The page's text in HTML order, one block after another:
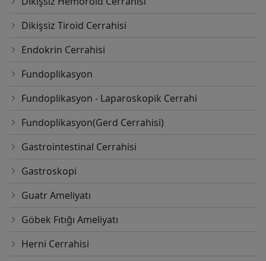
Dikişsiz Tiroid Cerrahisi
Endokrin Cerrahisi
Fundoplikasyon
Fundoplikasyon - Laparoskopik Cerrahi
Fundoplikasyon(Gerd Cerrahisi)
Gastrointestinal Cerrahisi
Gastroskopi
Guatr Ameliyatı
Göbek Fıtığı Ameliyatı
Herni Cerrahisi